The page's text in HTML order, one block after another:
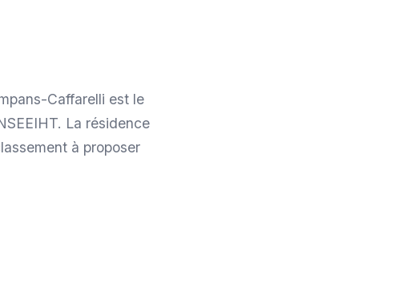
Caffarelli est le
La résidence
à proposer